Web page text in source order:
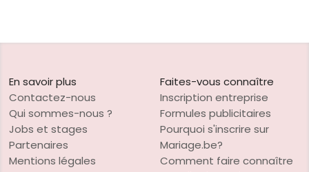
En savoir plus
Contactez-nous
Qui sommes-nous ?
Jobs et stages
Partenaires
Mentions légales
Faites-vous connaître
Inscription entreprise
Formules publicitaires
Pourquoi s'inscrire sur
Mariage.be?
Comment faire connaître